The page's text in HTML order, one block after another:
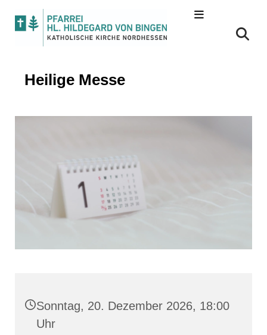
Heilige Messe
Sonntag, 20. Dezember 2026, 18:00
Uhr